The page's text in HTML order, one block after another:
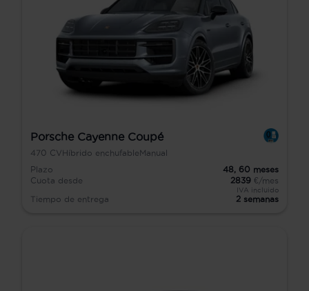
Porsche Cayenne Coupé
470 CV Híbrido enchufable Manual
Plazo
48, 60 meses
Cuota desde
2839 €/mes
IVA incluido
Tiempo de entrega 2 semanas